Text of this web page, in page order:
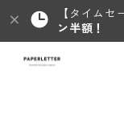
【タイムセ
ン半額！